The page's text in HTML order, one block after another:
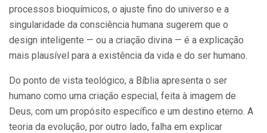
processos bioquímicos, o ajuste fino do universo e a
singularidade da consciência humana sugerem que o
design inteligente — ou a criação divina — é a explicação
mais plausível para a existência da vida e do ser humano.
Do ponto de vista teológico, a Bíblia apresenta o ser
humano como uma criação especial, feita à imagem de
Deus, com um propósito específico e um destino eterno. A
teoria da evolução, por outro lado, falha em explicar